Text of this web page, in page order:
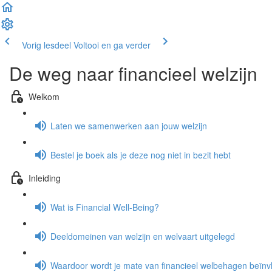
Vorig lesdeel Voltooi en ga verder
De weg naar financieel welzijn
Welkom
Laten we samenwerken aan jouw welzijn
Bestel je boek als je deze nog niet in bezit hebt
Inleiding
Wat is Financial Well-Being?
Deeldomeinen van welzijn en welvaart uitgelegd
Waardoor wordt je mate van financieel welbehagen